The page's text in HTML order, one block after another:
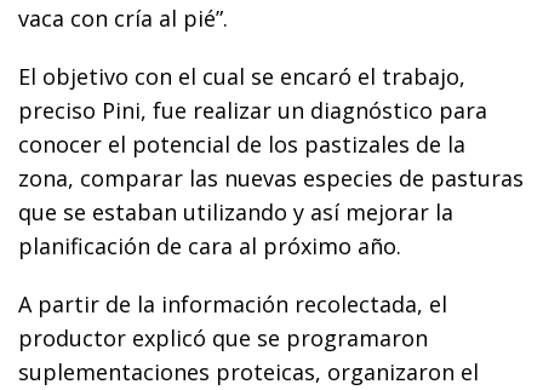
vaca con cría al pié”.
El objetivo con el cual se encaró el trabajo,
preciso Pini, fue realizar un diagnóstico para
conocer el potencial de los pastizales de la
zona, comparar las nuevas especies de pasturas
que se estaban utilizando y así mejorar la
planificación de cara al próximo año.
A partir de la información recolectada, el
productor explicó que se programaron
suplementaciones proteicas, organizaron el